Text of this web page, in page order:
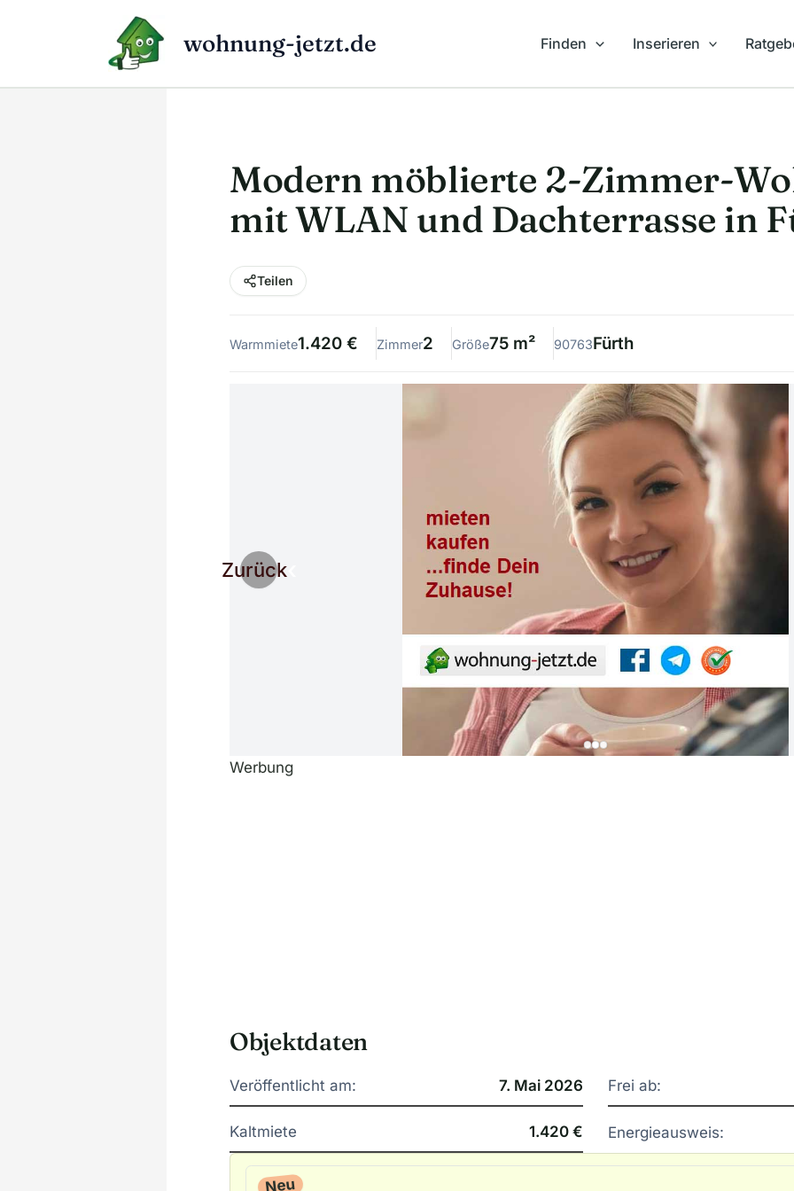
wohnung-jetzt.de Finden Inserieren
Modern möblierte 2-Zimmer-
mit WLAN und Dachterrasse in
Teilen
Warmmiete1.420 € Zimmer2 Größe75 m² 90763Fürth
Zurück
Werbung
Objektdaten
Veröffentlicht am: 7. Mai 2026 Frei ab:
Kaltmiete 1.420 € Energieausweis:
Neu